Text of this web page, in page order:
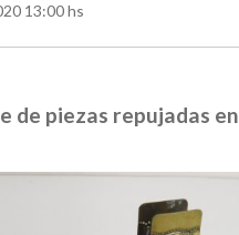
13:00 hs
de piezas repujadas en